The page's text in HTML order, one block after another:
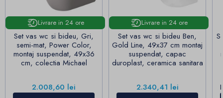
Livrare in 24 ore
Set vas wc si bideu, Gri,
semi-mat, Power Color,
montaj suspendat, 49x36
cm, colectia Michael
Pret
2.008,60 lei
Livrare in 24 ore
Set vas wc si bideu Ben,
Gold Line, 49x37 cm montaj
suspendat, capac
duroplast, ceramica sanitara
Pret
2.340,41 lei